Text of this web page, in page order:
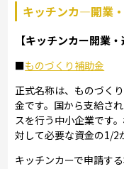
キッチンカ―開業
【キッチンカー開業
■ものづくり補助金
正式名称は、ものづく
金です。国から支給さ
スを行う中小企業です
対して必要な資金の1/2
キッチンカーで申請す